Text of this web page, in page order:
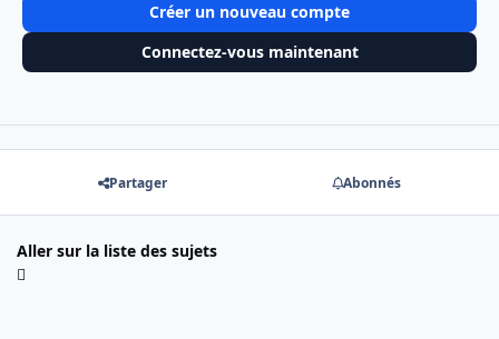
Créer un nouveau compte
Connectez-vous maintenant
Partager Abonnés
Aller sur la liste des sujets